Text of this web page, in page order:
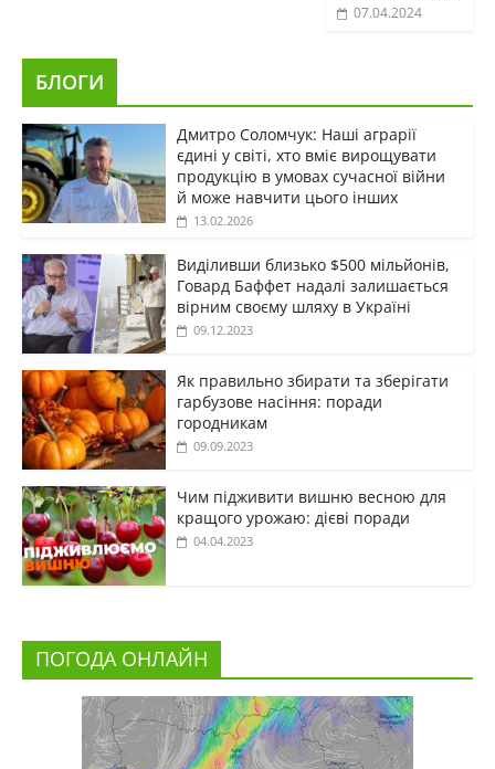
07.04.2024
БЛОГИ
Дмитро Соломчук: Наші аграрії
єдині у світі, хто вміє вирощувати
продукцію в умовах сучасної війни
й може навчити цього інших
13.02.2026
Виділивши близько $500 мільйонів,
Говард Баффет надалі залишається
вірним своєму шляху в Україні
09.12.2023
Як правильно збирати та зберігати
гарбузове насіння: поради
городникам
09.09.2023
Чим підживити вишню весною для
кращого урожаю: дієві поради
04.04.2023
ПОГОДА ОНЛАЙН